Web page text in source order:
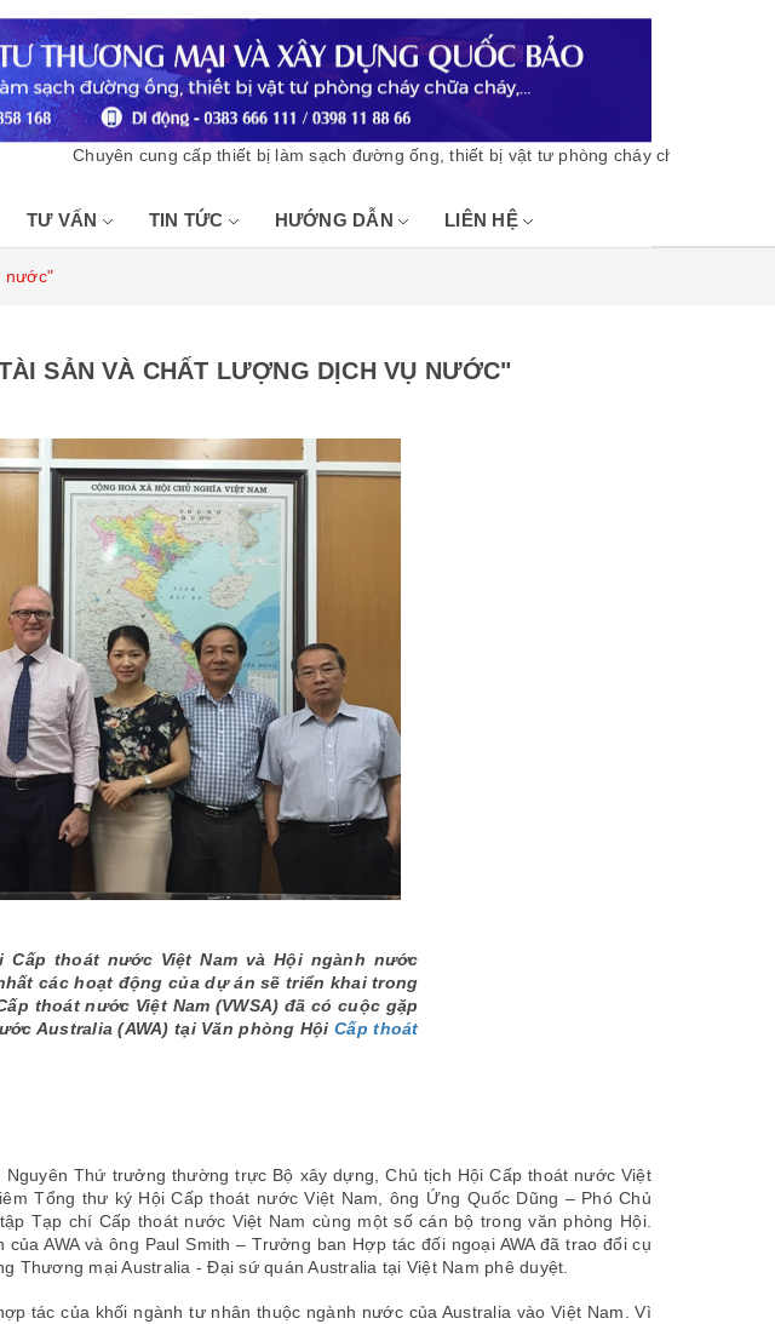
Chuyên cung cấp thiết bị làm sạch đường ống, thiết bị vật tư phòng cháy chữa cháy - Bảo hành
TƯ VẤN TIN TỨC HƯỚNG DẪN LIÊN HỆ
nước"
SẢN VÀ CHẤT LƯỢNG DỊCH VỤ NƯỚC"
thoát nước Việt Nam và Hội ngành nước
các hoạt động của dự án sẽ triển khai trong
thoát nước Việt Nam (VWSA) đã có cuộc gặp
Australia (AWA) tại Văn phòng HộiCấp thoát
Nguyên Thứ trưởng thường trực Bộ xây dựng, Chủ tịch Hội Cấp thoát nước Việt
Tổng thư ký Hội Cấp thoát nước Việt Nam, ông Ứng Quốc Dũng – Phó Chủ
Tạp chí Cấp thoát nước Việt Nam cùng một số cán bộ trong văn phòng Hội.
AWA và ông Paul Smith – Trưởng ban Hợp tác đối ngoại AWA đã trao đổi cụ
Thương mại Australia - Đại sứ quán Australia tại Việt Nam phê duyệt.
tác của khối ngành tư nhân thuộc ngành nước của Australia vào Việt Nam. Vì